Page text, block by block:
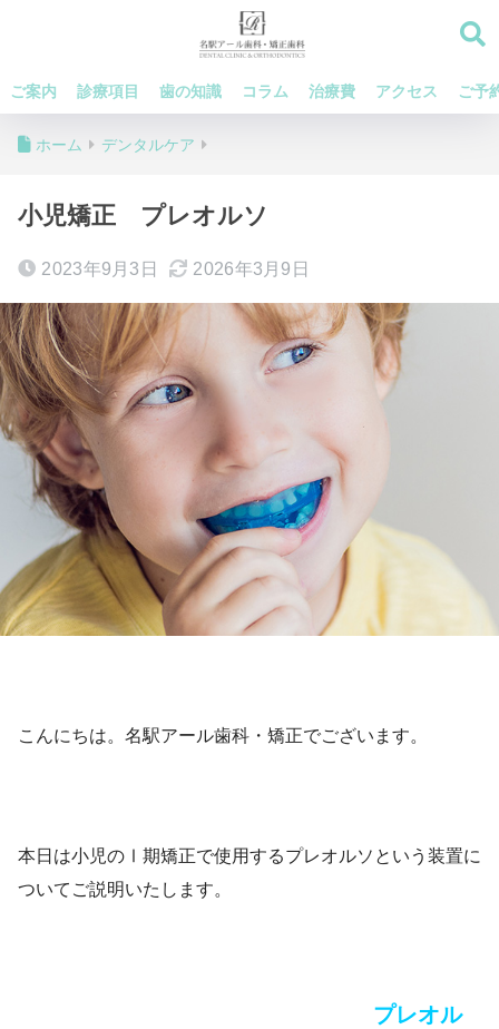
ご案内 診療項目 歯の知識 コラム 治療費 アクセス ご予
ホーム デンタルケア
小児矯正 プレオルソ
2023年9月3日 2026年3月9日
こんにちは。名駅アール歯科・矯正でございます。
本日は小児のⅠ期矯正で使用するプレオルソという装置に
ついてご説明いたします。
プレオル